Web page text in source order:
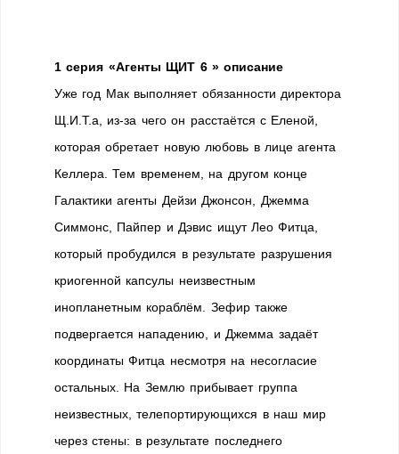
1 серия «Агенты ЩИТ 6 » описание
Уже год Мак выполняет обязанности директора
Щ.И.Т.а, из-за чего он расстаётся с Еленой,
которая обретает новую любовь в лице агента
Келлера. Тем временем, на другом конце
Галактики агенты Дейзи Джонсон, Джемма
Симмонс, Пайпер и Дэвис ищут Лео Фитца,
который пробудился в результате разрушения
криогенной капсулы неизвестным
инопланетным кораблём. Зефир также
подвергается нападению, и Джемма задаёт
координаты Фитца несмотря на несогласие
остальных. На Землю прибывает группа
неизвестных, телепортирующихся в наш мир
через стены: в результате последнего